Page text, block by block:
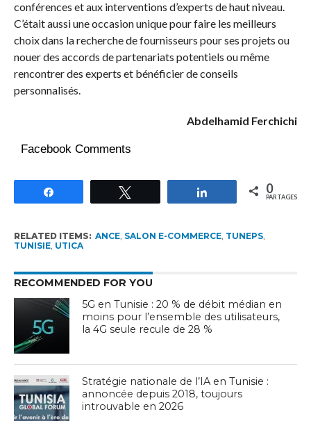
conférences et aux interventions d’experts de haut niveau.
C’était aussi une occasion unique pour faire les meilleurs
choix dans la recherche de fournisseurs pour ses projets ou
nouer des accords de partenariats potentiels ou même
rencontrer des experts et bénéficier de conseils
personnalisés.
Abdelhamid Ferchichi
Facebook Comments
Partagez 0
PARTAGES
RELATED ITEMS: ANCE, SALON E-COMMERCE, TUNEPS,
TUNISIE, UTICA
RECOMMENDED FOR YOU
5G en Tunisie : 20 % de débit médian en
moins pour l’ensemble des utilisateurs,
la 4G seule recule de 28 %
Stratégie nationale de l’IA en Tunisie :
annoncée depuis 2018, toujours
introuvable en 2026